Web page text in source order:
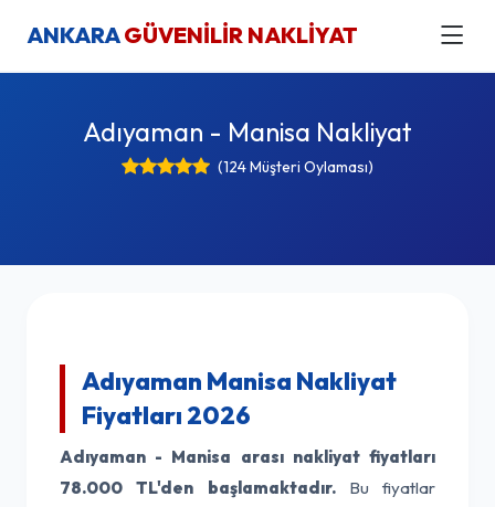
ANKARAGÜVENİLİR NAKLİYAT
Adıyaman - Manisa Nakliyat
(124 Müşteri Oylaması)
Adıyaman Manisa Nakliyat
Fiyatları 2026
Adıyaman - Manisa arası nakliyat fiyatları
78.000 TL'den başlamaktadır.Bu fiyatlar